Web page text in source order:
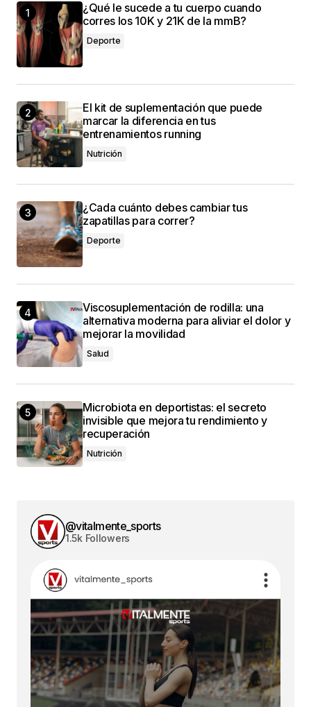
¿Qué le sucede a tu cuerpo cuando
corres los 10K y 21K de la mmB?
Deporte
El kit de suplementación que puede
marcar la diferencia en tus
entrenamientos running
Nutrición
¿Cada cuánto debes cambiar tus
zapatillas para correr?
Deporte
Viscosuplementación de rodilla: una
alternativa moderna para aliviar el dolor y
mejorar la movilidad
Salud
Microbiota en deportistas: el secreto
invisible que mejora tu rendimiento y
recuperación
Nutrición
@vitalmente_sports
1.5k Followers